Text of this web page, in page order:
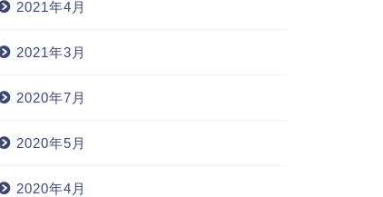
2021年4月
2021年3月
2020年7月
2020年5月
2020年4月